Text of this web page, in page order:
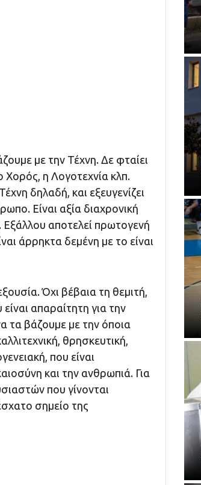
με την Τέχνη. Δε φταίει
η Λογοτεχνία κλπ.
δηλαδή, και εξευγενίζει
Είναι αξία διαχρονική
Εξάλλου αποτελεί πρωτογενή
άρρηκτα δεμένη με το είναι
Όχι βέβαια τη θεμιτή,
απαραίτητη για την
τα βάζουμε με την όποια
θρησκευτική,
που είναι
και την ανθρωπιά. Για
που γίνονται
σημείο της